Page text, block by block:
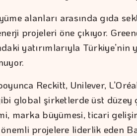
alanları arasında gıda
projeleri öne çıkıyor.
yatırımlarıyla Türkiye’nin
Reckitt, Unilever,
global şirketlerde üst düzey
marka büyümesi, ticari
projelere liderlik eden